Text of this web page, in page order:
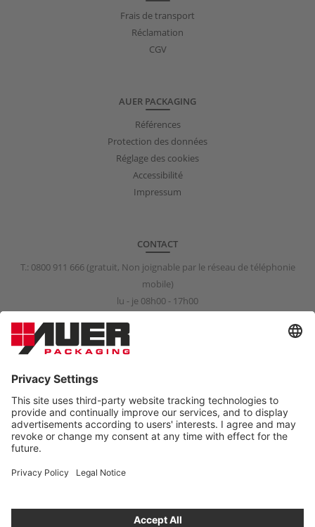
Frais de transport
Réclamation
CGV
AUER PACKAGING
Références
Protection des données
Réglage des cookies
Accessibilité
Impressum
CONTACT
T.: 0800 911 666(gratuit, Non joignable par le réseau de téléphonie
mobile)
lu - je 08h00 - 17h00
info@auer-packaging.fr
Vous achetez en tant que client professionnel. Dans la boutique